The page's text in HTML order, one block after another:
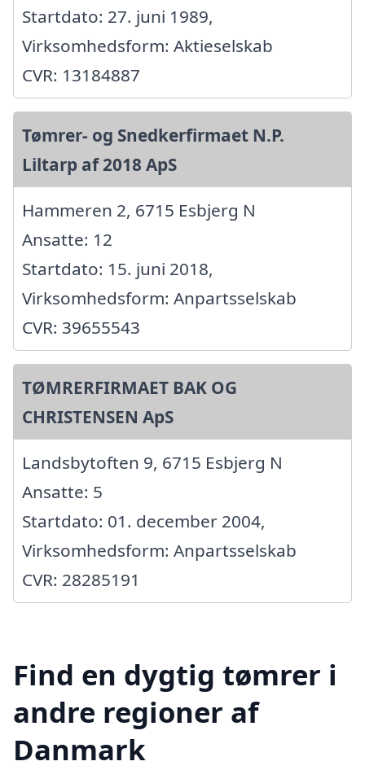
Startdato: 27. juni 1989,
Virksomhedsform: Aktieselskab
CVR: 13184887
Tømrer- og Snedkerfirmaet N.P.
Liltarp af 2018 ApS
Hammeren 2, 6715 Esbjerg N
Ansatte: 12
Startdato: 15. juni 2018,
Virksomhedsform: Anpartsselskab
CVR: 39655543
TØMRERFIRMAET BAK OG
CHRISTENSEN ApS
Landsbytoften 9, 6715 Esbjerg N
Ansatte: 5
Startdato: 01. december 2004,
Virksomhedsform: Anpartsselskab
CVR: 28285191
Find en dygtig tømrer i
andre regioner af
Danmark